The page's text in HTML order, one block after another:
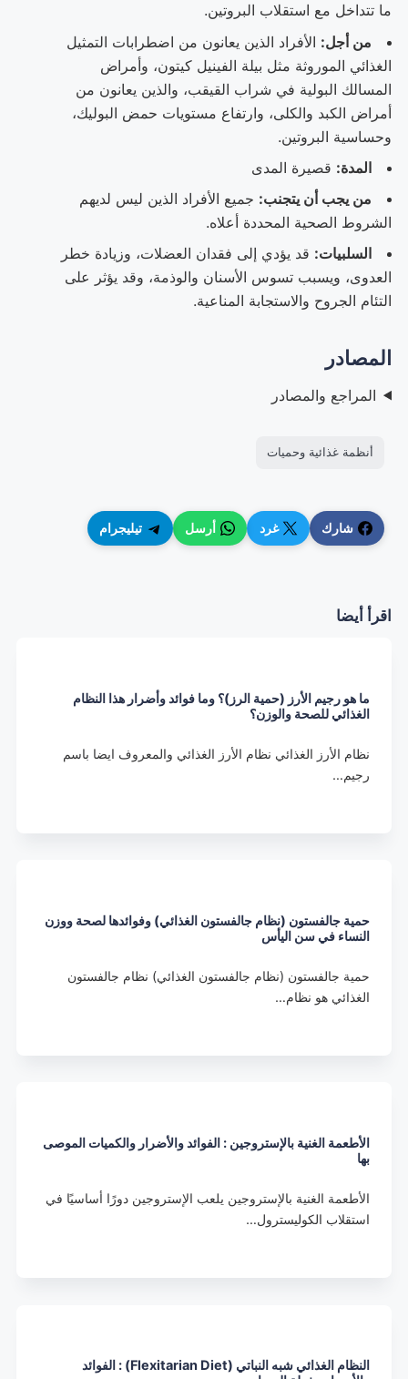
ما تتداخل مع استقلاب البروتين.
من أجل: الأفراد الذين يعانون من اضطرابات التمثيل
الغذائي الموروثة مثل بيلة الفينيل كيتون، وأمراض
المسالك البولية في شراب القيقب، والذين يعانون من
أمراض الكبد والكلى، وارتفاع مستويات حمض البوليك،
وحساسية البروتين.
المدة: قصيرة المدى
من يجب أن يتجنب: جميع الأفراد الذين ليس لديهم
الشروط الصحية المحددة أعلاه.
السلبيات: قد يؤدي إلى فقدان العضلات، وزيادة خطر
العدوى، ويسبب تسوس الأسنان والوذمة، وقد يؤثر على
التئام الجروح والاستجابة المناعية.
المصادر
المراجع والمصادر
أنظمة غذائية وحميات
شارك غرد أرسل تيليجرام
اقرأ أيضا
ما هو رجيم الأرز (حمية الرز)؟ وما فوائد وأضرار هذا النظام
الغذائي للصحة والوزن؟
نظام الأرز الغذائي نظام الأرز الغذائي والمعروف ايضا باسم
رجيم…
حمية جالفستون (نظام جالفستون الغذائي) وفوائدها لصحة ووزن
النساء في سن اليأس
حمية جالفستون (نظام جالفستون الغذائي) نظام جالفستون
الغذائي هو نظام…
الأطعمة الغنية بالإستروجين : الفوائد والأضرار والكميات الموصى
بها
الأطعمة الغنية بالإستروجين يلعب الإستروجين دورًا أساسيًا في
استقلاب الكوليسترول…
النظام الغذائي شبه النباتي (Flexitarian Diet) : الفوائد